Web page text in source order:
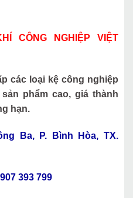
CÔNG NGHIỆP VIỆT
các loại kệ công nghiệp
phẩm cao, giá thành
hạn.
Ba, P. Bình Hòa, TX.
393 799